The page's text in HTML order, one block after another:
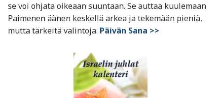
se voi ohjata oikeaan suuntaan. Se auttaa kuulemaan
Paimenen äänen keskellä arkea ja tekemään pieniä,
mutta tärkeitä valintoja. Päivän Sana >>